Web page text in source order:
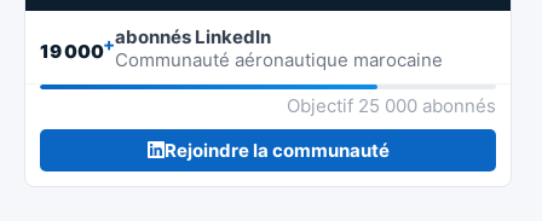
19 000+abonnés LinkedIn
Communauté aéronautique marocaine
Objectif 25 000 abonnés
Rejoindre la communauté